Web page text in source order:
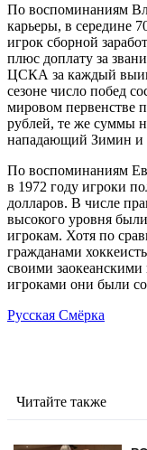
По воспоминаниям
карьеры, в середине
игрок сборной
плюс доплату за
ЦСКА за каждый
сезоне число побед
мировом первенстве
рублей, те же суммы
нападающий Зимин и
По воспоминаниям
в 1972 году игроки
долларов. В числе
высокого уровня
игрокам. Хотя по
гражданами
своими
игроками они были
Русская Смёрка
Читайте также